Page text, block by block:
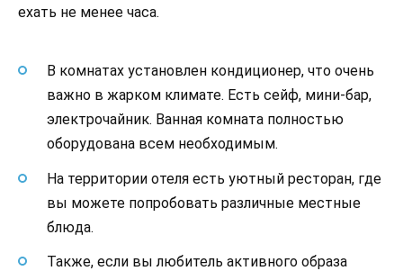
ехать не менее часа.
В комнатах установлен кондиционер, что очень
важно в жарком климате. Есть сейф, мини-бар,
электрочайник. Ванная комната полностью
оборудована всем необходимым.
На территории отеля есть уютный ресторан, где
вы можете попробовать различные местные
блюда.
Также, если вы любитель активного образа